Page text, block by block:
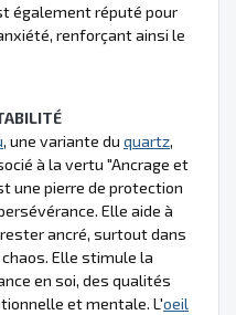
également réputé pour
renforçant ainsi le
, une variante du quartz,
à la vertu "Ancrage et
une pierre de protection
Elle aide à
ancré, surtout dans
Elle stimule la
en soi, des qualités
et mentale. L'oeil